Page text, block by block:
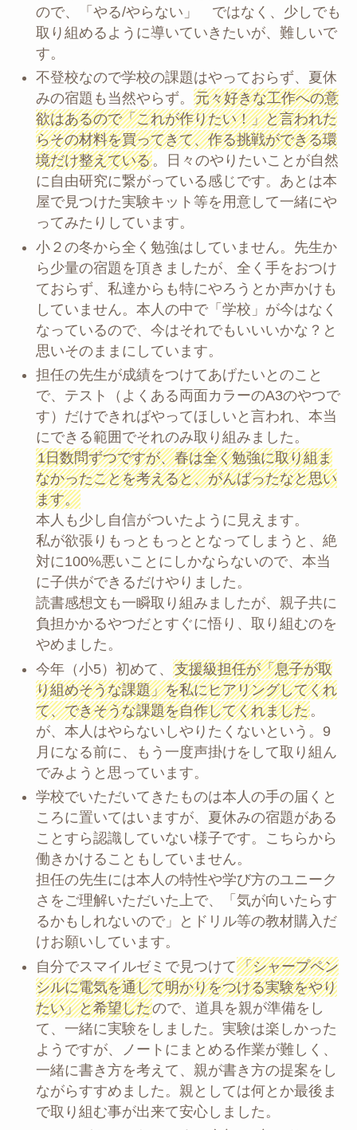
ので、「やる/やらない」 ではなく、少しでも
取り組めるように導いていきたいが、難しいで
す。
不登校なので学校の課題はやっておらず、夏休
みの宿題も当然やらず。 元々好きな工作への意
欲はあるので「これが作りたい！」と言われた
らその材料を買ってきて、作る挑戦ができる環
境だけ整えている。日々のやりたいことが自然
に自由研究に繋がっている感じです。あとは本
屋で見つけた実験キット等を用意して一緒にや
ってみたりしています。
小２の冬から全く勉強はしていません。先生か
ら少量の宿題を頂きましたが、全く手をおつけ
ておらず、私達からも特にやろうとか声かけも
していません。本人の中で「学校」が今はなく
なっているので、今はそれでもいいいかな？と
思いそのままにしています。
担任の先生が成績をつけてあげたいとのこと
で、テスト（よくある両面カラーのA3のやつで
す）だけできればやってほしいと言われ、本当
にできる範囲でそれのみ取り組みました。
1日数問ずつですが、春は全く勉強に取り組ま
なかったことを考えると、がんばったなと思い
ます。
本人も少し自信がついたように見えます。
私が欲張りもっともっととなってしまうと、絶
対に100%悪いことにしかならないので、本当
に子供ができるだけやりました。
読書感想文も一瞬取り組みましたが、親子共に
負担かかるやつだとすぐに悟り、取り組むのを
やめました。
今年（小5）初めて、 支援級担任が「息子が取
り組めそうな課題」を私にヒアリングしてくれ
て、できそうな課題を自作してくれました。
が、本人はやらないしやりたくないという。9
月になる前に、もう一度声掛けをして取り組ん
でみようと思っています。
学校でいただいてきたものは本人の手の届くと
ころに置いてはいますが、夏休みの宿題がある
ことすら認識していない様子です。こちらから
働きかけることもしていません。
担任の先生には本人の特性や学び方のユニーク
さをご理解いただいた上で、「気が向いたらす
るかもしれないので」とドリル等の教材購入だ
けお願いしています。
自分でスマイルゼミで見つけて「シャープペン
シルに電気を通して明かりをつける実験をやり
たい」と希望したので、道具を親が準備をし
て、一緒に実験をしました。実験は楽しかった
ようですが、ノートにまとめる作業が難しく、
一緒に書き方を考えて、親が書き方の提案をし
ながらすすめました。親としては何とか最後ま
で取り組む事が出来て安心しました。